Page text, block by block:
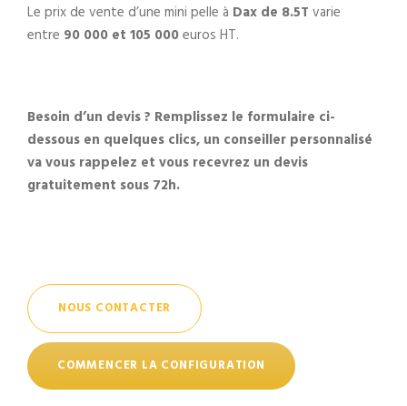
Le prix de vente d’une mini pelle à Dax de 8.5T varie
entre 90 000 et 105 000euros HT.
Besoin d’un devis ? Remplissez le formulaire ci-
dessous en quelques clics, un conseiller personnalisé
va vous rappelez et vous recevrez un devis
gratuitement sous 72h.
NOUS CONTACTER
COMMENCER LA CONFIGURATION